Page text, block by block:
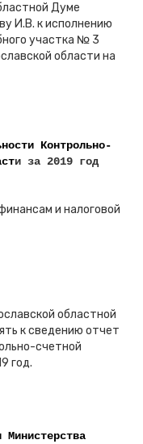
Думе
И.В. к исполнению
участка № 3
области на
Контрольно-
и за 2019 год
и налоговой
областной
к сведению отчет
счетной
год.
Министерства